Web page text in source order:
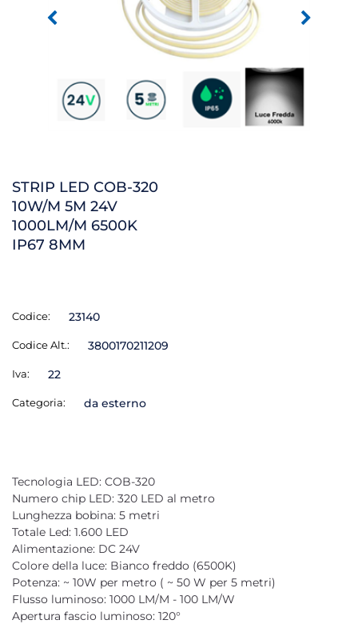
STRIP LED COB-320
10W/M 5M 24V
1000LM/M 6500K
IP67 8MM
Codice: 23140
Codice Alt.: 3800170211209
Iva: 22
Categoria: da esterno
Tecnologia LED: COB-320
Numero chip LED: 320 LED al metro
Lunghezza bobina: 5 metri
Totale Led: 1.600 LED
Alimentazione: DC 24V
Colore della luce: Bianco freddo (6500K)
Potenza: ~ 10W per metro ( ~ 50 W per 5 metri)
Flusso luminoso: 1000 LM/M - 100 LM/W
Apertura fascio luminoso: 120°